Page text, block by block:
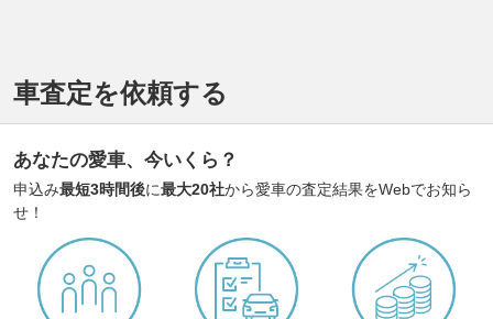
車査定を依頼する
あなたの愛車、今いくら？
申込み最短3時間後に最大20社から愛車の査定結果をWebでお知ら
せ！